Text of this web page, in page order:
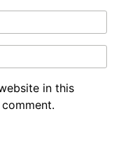
in this